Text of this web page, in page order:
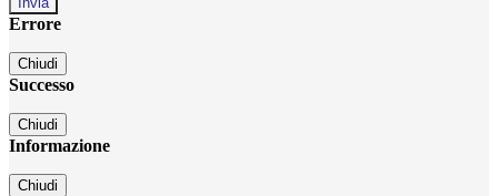
Errore
Chiudi
Successo
Chiudi
Informazione
Chiudi